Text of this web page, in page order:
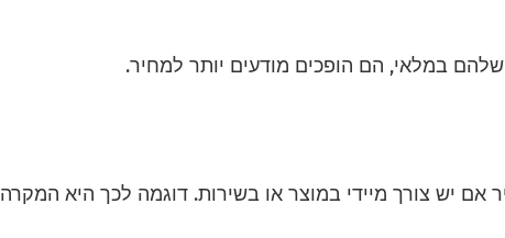
במלאי, הם הופכים מודעים יותר למחיר.
יש צורך מיידי במוצר או בשירות. דוגמה לכך היא המקרה